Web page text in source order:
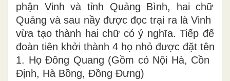
phận Vinh và tỉnh Quảng Bình, hai chữ
Quảng và sau nầy được đọc trại ra là Vinh
vừa tạo thành hai chữ có ý nghĩa. Tiếp đến
đoàn tiên khởi thành 4 họ nhỏ được đặt tên
1. Họ Đông Quang (Gồm có Nội Hà, Cồn
Định, Hà Bồng, Đồng Đưng)